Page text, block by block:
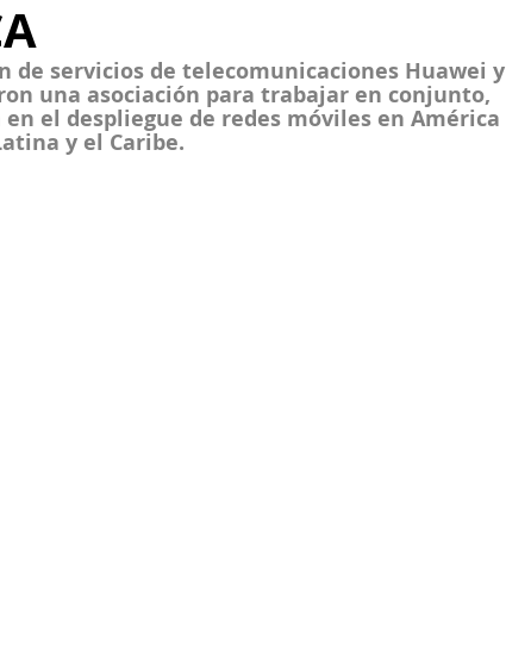
de servicios de telecomunicaciones Huawei y
una asociación para trabajar en conjunto,
el despliegue de redes móviles en América
y el Caribe.